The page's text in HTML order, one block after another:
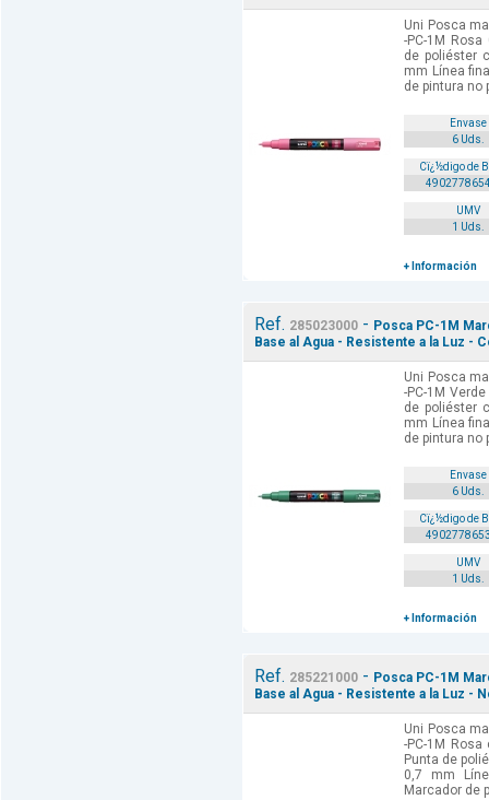
Uni Posca
-PC-1M
de poliéster
mm Línea
de pintura no
Envase
6 Uds.
Cï¿½digo de
UMV
1 Uds.
+ Información
Ref. 285023000 - Posca PC-1M
Base al Agua - Resistente a la Luz -
Uni Posca
-PC-1M
de poliéster
mm Línea
de pintura no
Envase
6 Uds.
Cï¿½digo de
UMV
1 Uds.
+ Información
Ref. 285221000 - Posca PC-1M
Base al Agua - Resistente a la Luz -
Uni Posca
-PC-1M
Punta de
0,7 mm
Marcador de